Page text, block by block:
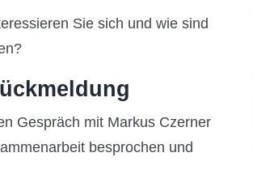
Sie sich und wie sind
Gespräch mit Markus Czerner
besprochen und